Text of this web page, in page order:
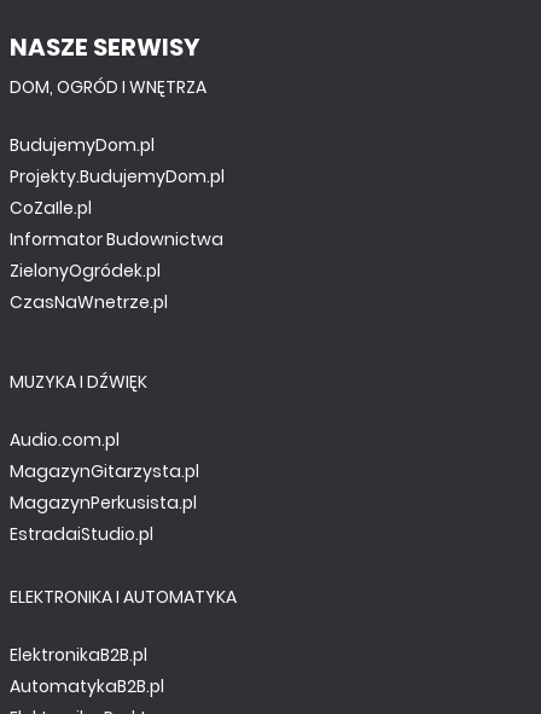
MINIPROJEKTY
Litowa dziewiątka
NASZE SERWISY
DOM, OGRÓD I WNĘTRZA
BudujemyDom.pl
Projekty.BudujemyDom.pl
CoZaIle.pl
Informator Budownictwa
ZielonyOgródek.pl
CzasNaWnetrze.pl
MUZYKA I DŹWIĘK
Audio.com.pl
MagazynGitarzysta.pl
MagazynPerkusista.pl
EstradaiStudio.pl
ELEKTRONIKA I AUTOMATYKA
ElektronikaB2B.pl
AutomatykaB2B.pl